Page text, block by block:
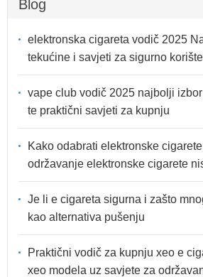
Blog
elektronska cigareta vodič 2025
tekućine i savjeti za sigurno
vape club vodič 2025 najbolji
te praktični savjeti za kupnju
Kako odabrati elektronske
održavanje elektronske cigarete
Je li e cigareta sigurna i zašto
kao alternativa pušenju
Praktični vodič za kupnju xeo e
xeo modela uz savjete za